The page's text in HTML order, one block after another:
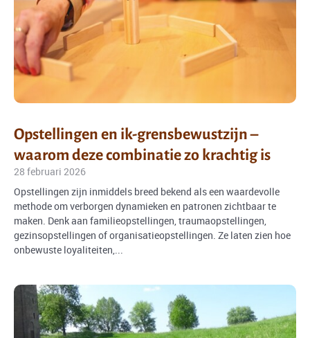
Opstellingen en ik-grensbewustzijn –
waarom deze combinatie zo krachtig is
28 februari 2026
Opstellingen zijn inmiddels breed bekend als een waardevolle
methode om verborgen dynamieken en patronen zichtbaar te
maken. Denk aan familieopstellingen, traumaopstellingen,
gezinsopstellingen of organisatieopstellingen. Ze laten zien hoe
onbewuste loyaliteiten,...